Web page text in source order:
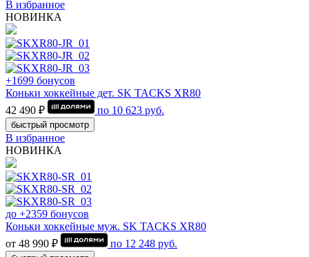
В избранное
НОВИНКА
+1699 бонусов
Коньки хоккейные дет. SK TACKS XR80
42 490 ₽
по 10 623 руб.
быстрый просмотр
В избранное
НОВИНКА
до +2359 бонусов
Коньки хоккейные муж. SK TACKS XR80
от 48 990 ₽
по 12 248 руб.